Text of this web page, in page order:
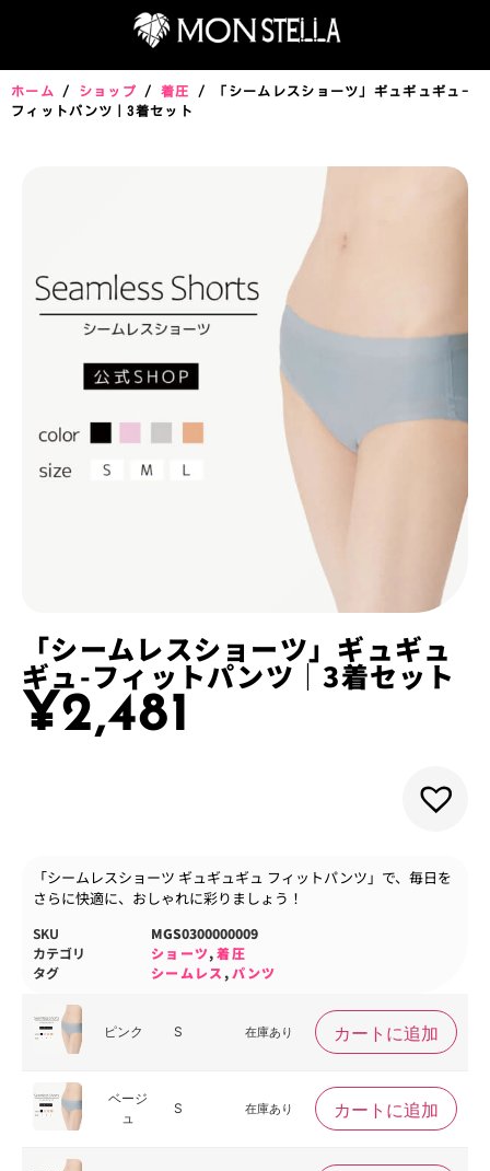
ホーム / ショップ / 着圧
/ 「シームレスショーツ」ギュギュギュ-
フィットパンツ｜3着セット
「シームレスショーツ」ギュギュ
ギュ-フィットパンツ｜3着セット
¥2,481
「シームレスショーツ ギュギュギュ フィットパンツ」で、毎日を
さらに快適に、おしゃれに彩りましょう！
SKU
MGS0300000009
カテゴリ
ショーツ,着圧
タグ
シームレス , パンツ
ピンク S 在庫あり カートに追加
ベージ
ュ
S 在庫あり カートに追加